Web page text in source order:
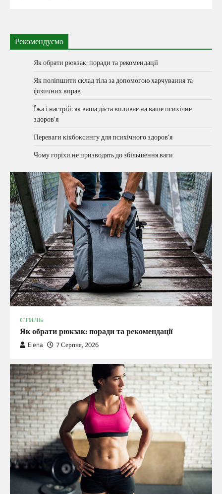
Рекомендуємо
Як обрати рюкзак: поради та рекомендації
Як поліпшити склад тіла за допомогою харчування та
фізичних вправ
Їжа і настрій: як ваша дієта впливає на ваше психічне
здоров’я
Переваги кікбоксингу для психічного здоров’я
Чому горіхи не призводять до збільшення ваги
СТИЛЬ
Як обрати рюкзак: поради та рекомендації
Elena 7 Серпня, 2026